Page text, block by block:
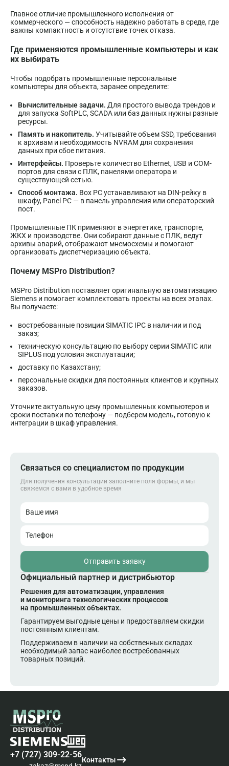
Главное отличие промышленного исполнения от
коммерческого — способность надежно работать в среде, где
важны компактность и отсутствие точек отказа.
Где применяются промышленные компьютеры и как
их выбирать
Чтобы подобрать промышленные персональные
компьютеры для объекта, заранее определите:
Вычислительные задачи. Для простого вывода трендов и
для запуска SoftPLC, SCADA или баз данных нужны разные
ресурсы.
Память и накопитель. Учитывайте объем SSD, требования
к архивам и необходимость NVRAM для сохранения
данных при сбое питания.
Интерфейсы. Проверьте количество Ethernet, USB и COM-
портов для связи с ПЛК, панелями оператора и
существующей сетью.
Способ монтажа. Box PC устанавливают на DIN-рейку в
шкафу, Panel PC — в панель управления или операторский
пост.
Промышленные ПК применяют в энергетике, транспорте,
ЖКХ и производстве. Они собирают данные с ПЛК, ведут
архивы аварий, отображают мнемосхемы и помогают
организовать диспетчеризацию объекта.
Почему MSPro Distribution?
MSPro Distribution поставляет оригинальную автоматизацию
Siemens и помогает комплектовать проекты на всех этапах.
Вы получаете:
востребованные позиции SIMATIC IPC в наличии и под
заказ;
техническую консультацию по выбору серии SIMATIC или
SIPLUS под условия эксплуатации;
доставку по Казахстану;
персональные скидки для постоянных клиентов и крупных
заказов.
Уточните актуальную цену промышленных компьютеров и
сроки поставки по телефону — подберем модель, готовую к
интеграции в шкаф управления.
Связаться со специалистом по продукции
Для получения консультации заполните поля формы, и мы
свяжемся с вами в удобное время
Ваше имя
Телефон
Отправить заявку
Официальный партнер и дистрибьютор
Решения для автоматизации, управления
и мониторинга технологических процессов
на промышленных объектах.
Гарантируем выгодные цены и предоставляем скидки
постоянным клиентам.
Поддерживаем в наличии на собственных складах
необходимый запас наиболее востребованных
товарных позиций.
+7 (727) 309-22-56
Контакты